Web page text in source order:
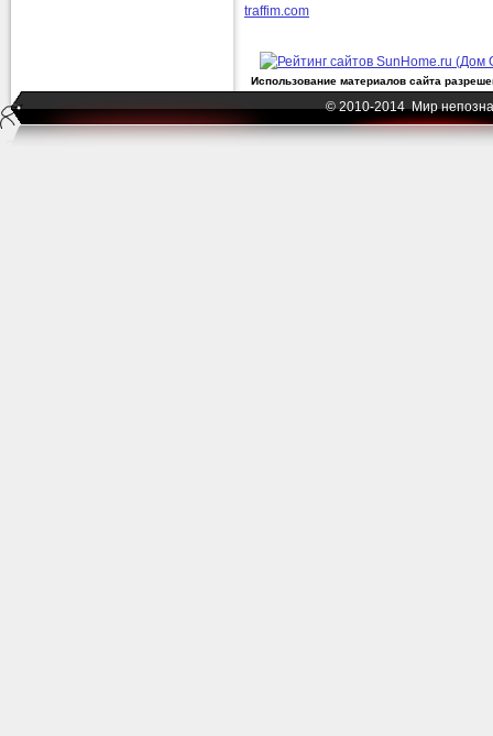
traffim.com
Использование материалов сайта
© 2010-2014 Мир